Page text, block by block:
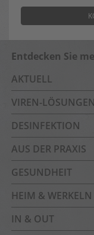
Entdecken Sie
AKTUELL
VIREN-LÖSUNGEN
DESINFEKTION
AUS DER PRAXIS
GESUNDHEIT
HEIM & WERKELN
IN & OUT